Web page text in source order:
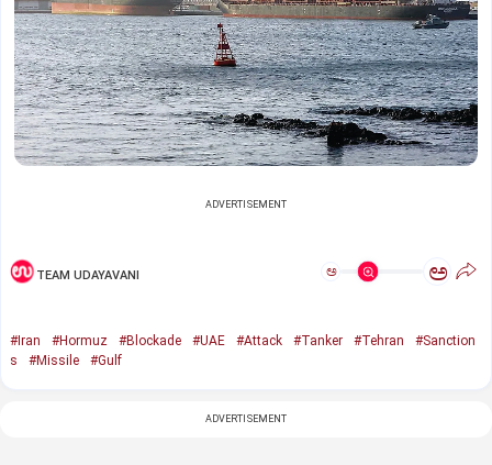
ADVERTISEMENT
TEAM UDAYAVANI ಅ ಅ
#Iran #Hormuz #Blockade #UAE #Attack #Tanker #Tehran
#Sanction
s
#Missile #Gulf
ADVERTISEMENT